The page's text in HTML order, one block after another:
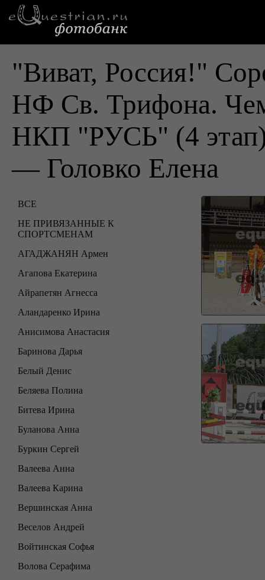
"Виват, Россия!"
НФ Св. Трифона.
НКП "РУСЬ" (4
— Головко Елена
ВСЕ
НЕ ПРИВЯЗАННЫЕ К
СПОРТСМЕНАМ
АГАДЖАНЯН Армен
Агапова Екатерина
Айрапетян Агнесса
Аландаренко Ирина
Анисимова Анастасия
Баринова Дарья
Белый Денис
Беляева Полина
Битева Ирина
Буланова Анна
Буркин Сергей
Валеева Анна
Валеева Карина
Вершинская Анна
Веселов Андрей
Войтинская Софья
Волова Серафима